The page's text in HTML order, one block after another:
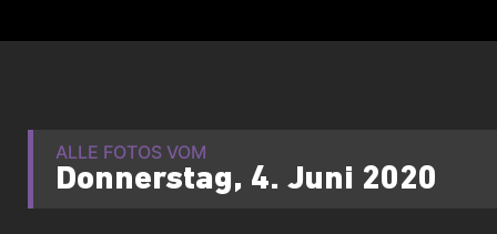
ALLE FOTOS VOM
Donnerstag, 4. Juni 2020